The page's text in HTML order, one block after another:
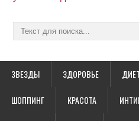
ЗВЕЗДЫ ЗДОРОВЬЕ
ШОППИНГ КРАСОТА